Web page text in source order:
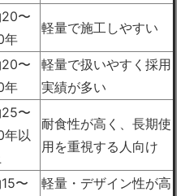
〜
年
軽量で施工しやすい
〜
年
軽量で扱いやすく採用
実績が多い
〜
年以
耐食性が高く、長期使
用を重視する人向け
〜
軽量・デザイン性が高